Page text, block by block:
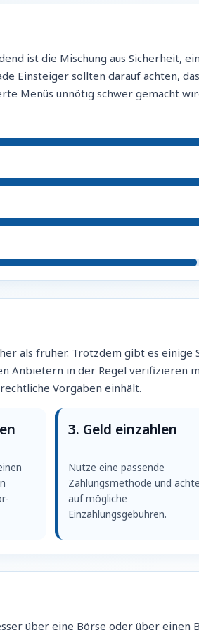
ist die Mischung aus Sicherheit,
Einsteiger sollten darauf achten,
Menüs unnötig schwer gemacht
als früher. Trotzdem gibt es einige
Anbietern in der Regel verifizieren
Vorgaben einhält.
3. Geld einzahlen
Nutze eine passende
Zahlungsmethode und achte
auf mögliche
Einzahlungsgebühren.
über eine Börse oder über einen